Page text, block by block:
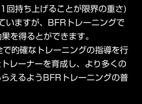
持ち上げることが限界の重さ)
ますが、BFRトレーニングで
得るとができます。
的確なトレーニングの指導を行
レーナーを育成し、より多くの
えるようBFRトレーニングの普